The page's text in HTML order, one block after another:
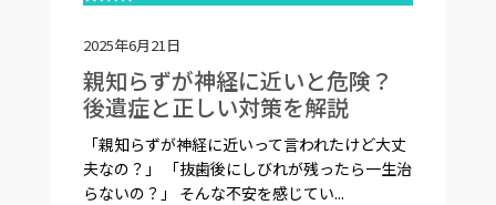
2025年6月21日
親知らずが神経に近いと危険？
後遺症と正しい対策を解説
「親知らずが神経に近いって言われたけど大丈
夫なの？」 「抜歯後にしびれが残ったら一生治
らないの？」 そんな不安を感じてい...